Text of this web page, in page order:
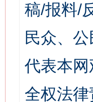
稿/报料/
民众、
代表本
全权法